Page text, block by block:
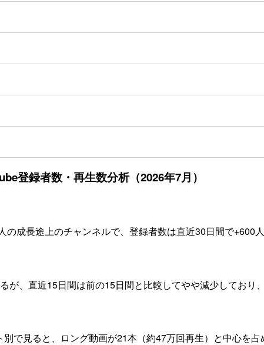
登録者数・再生数分析（2026年7月）
成長途上のチャンネルで、登録者数は直近30日間で+600
、直近15日間は前の15日間と比較してやや減少しており
で見ると、ロング動画が21本（約47万回再生）と中心を